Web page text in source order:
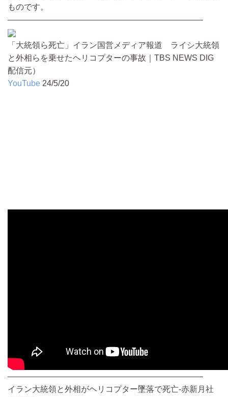
ものです。
————————————————————————
「大統領ら死亡」イラン国営メディア報道 ライシ大統領
と外相らを乗せたヘリコプターの事故｜TBS NEWS DIG
配信元）
YouTube 24/5/20
————————————————————————
イラン大統領と外相がヘリコプター墜落で死亡-赤新月社